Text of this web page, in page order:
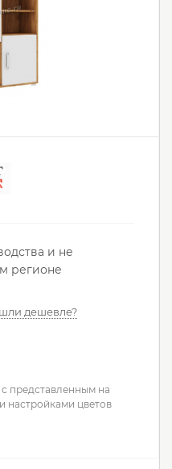
и не
регионе
дешевле?
представленным на
настройками цветов